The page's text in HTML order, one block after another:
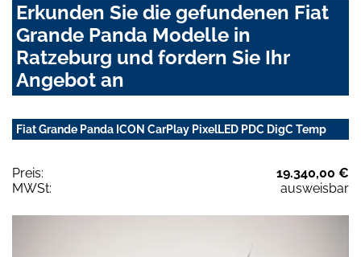
Erkunden Sie die gefundenen Fiat
Grande Panda Modelle in
Ratzeburg und fordern Sie Ihr
Angebot an
Fiat Grande Panda ICON CarPlay PixelLED PDC DigC Temp
Preis:
19.340,00 €
MWSt:
ausweisbar